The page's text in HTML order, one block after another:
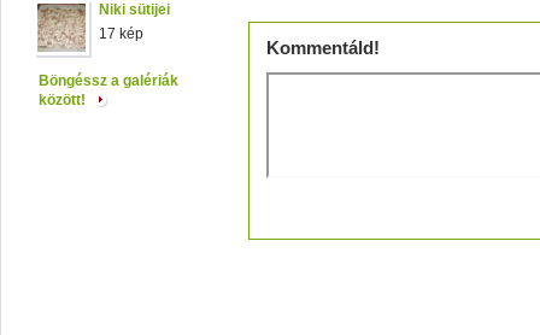
Niki sütijei
17 kép
Böngéssz a galériák
között!
Kommentáld!